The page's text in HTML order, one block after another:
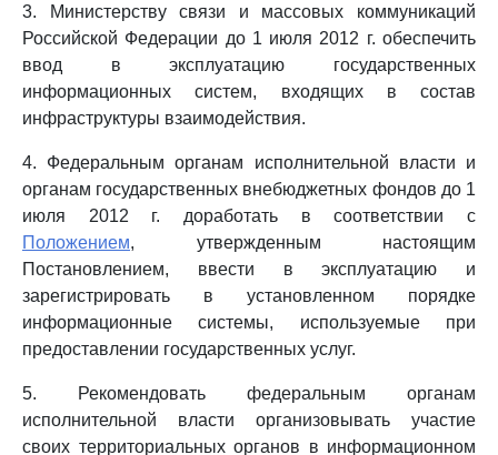
3. Министерству связи и массовых коммуникаций
Российской Федерации до 1 июля 2012 г. обеспечить
ввод в эксплуатацию государственных
информационных систем, входящих в состав
инфраструктуры взаимодействия.
4. Федеральным органам исполнительной власти и
органам государственных внебюджетных фондов до 1
июля 2012 г. доработать в соответствии с
Положением, утвержденным настоящим
Постановлением, ввести в эксплуатацию и
зарегистрировать в установленном порядке
информационные системы, используемые при
предоставлении государственных услуг.
5. Рекомендовать федеральным органам
исполнительной власти организовывать участие
своих территориальных органов в информационном